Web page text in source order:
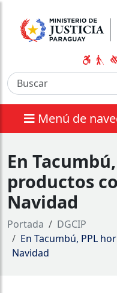
Menú de
En
productos
Navidad
Portada
DGCIP
En Tacumbú, PPL
Navidad